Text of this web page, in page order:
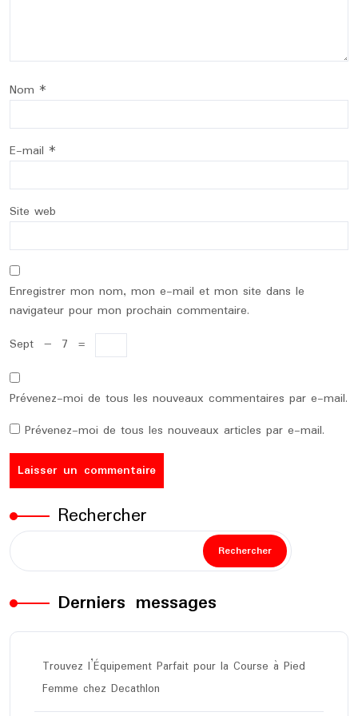
Nom *
E-mail *
Site web
Enregistrer mon nom, mon e-mail et mon site dans le
navigateur pour mon prochain commentaire.
Sept − 7 =
Prévenez-moi de tous les nouveaux commentaires par e-mail.
Prévenez-moi de tous les nouveaux articles par e-mail.
Rechercher
Rechercher
Derniers messages
Trouvez l’Équipement Parfait pour la Course à Pied
Femme chez Decathlon